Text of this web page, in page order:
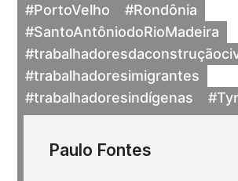
#PortoVelho
#Rondônia
#SantoAntôniodoRioMadeira
#trabalhadoresimigrantes
#trabalhadoresindígenas
Paulo Fontes